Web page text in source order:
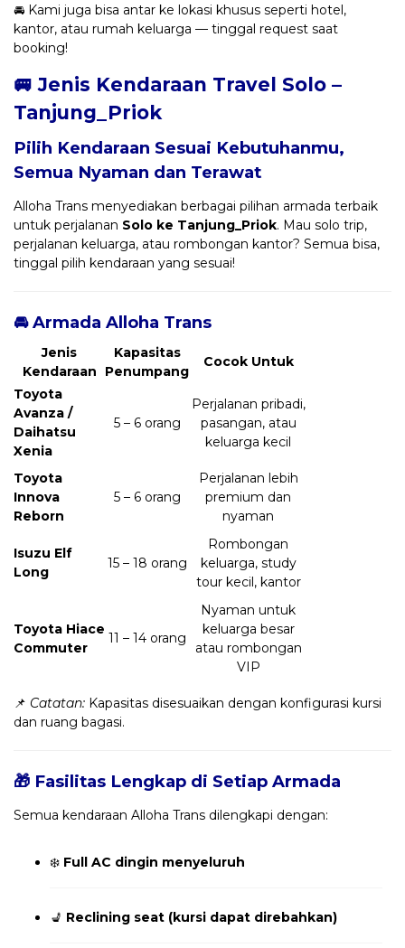
🚘 Kami juga bisa antar ke lokasi khusus seperti hotel,
kantor, atau rumah keluarga — tinggal request saat
booking!
🚐 Jenis Kendaraan Travel Solo –
Tanjung_Priok
Pilih Kendaraan Sesuai Kebutuhanmu,
Semua Nyaman dan Terawat
Alloha Trans menyediakan berbagai pilihan armada terbaik
untuk perjalanan Solo ke Tanjung_Priok. Mau solo trip,
perjalanan keluarga, atau rombongan kantor? Semua bisa,
tinggal pilih kendaraan yang sesuai!
🚘 Armada Alloha Trans
Jenis
Kendaraan
Kapasitas
Penumpang
Cocok Untuk
Toyota
Avanza /
Daihatsu
Xenia
5 – 6 orang
Perjalanan pribadi,
pasangan, atau
keluarga kecil
Toyota
Innova
Reborn
5 – 6 orang
Perjalanan lebih
premium dan
nyaman
Isuzu Elf
Long
15 – 18 orang
Rombongan
keluarga, study
tour kecil, kantor
Toyota Hiace
Commuter
11 – 14 orang
Nyaman untuk
keluarga besar
atau rombongan
VIP
📌 Catatan: Kapasitas disesuaikan dengan konfigurasi kursi
dan ruang bagasi.
🎁 Fasilitas Lengkap di Setiap Armada
Semua kendaraan Alloha Trans dilengkapi dengan:
❄️ Full AC dingin menyeluruh
💺 Reclining seat (kursi dapat direbahkan)